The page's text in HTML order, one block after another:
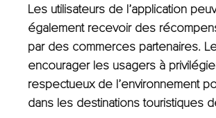
Les utilisateurs de l’application
également recevoir des
par des commerces partenaires.
encourager les usagers à
respectueux de l’environnement
dans les destinations touristiques